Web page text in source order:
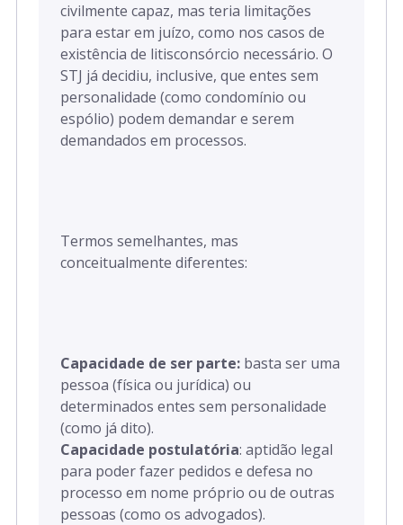
civilmente capaz, mas teria limitações
para estar em juízo, como nos casos de
existência de litisconsórcio necessário. O
STJ já decidiu, inclusive, que entes sem
personalidade (como condomínio ou
espólio) podem demandar e serem
demandados em processos.
Termos semelhantes, mas
conceitualmente diferentes:
Capacidade de ser parte: basta ser uma
pessoa (física ou jurídica) ou
determinados entes sem personalidade
(como já dito).
Capacidade postulatória: aptidão legal
para poder fazer pedidos e defesa no
processo em nome próprio ou de outras
pessoas (como os advogados).